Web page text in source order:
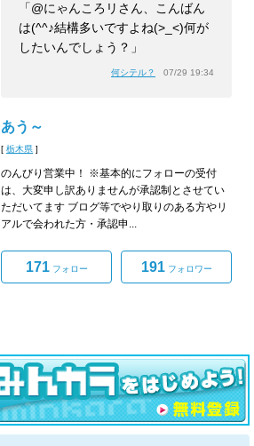
「@にゃんころリさん、こんばん
は(^^♪結構多いですよね(>_<)何が
したいんでしょう？」
何シテル？ 07/29 19:34
あう～
[ 栃木県 ]
のんびり営業中！ ※基本的にフォローの受付
は、大変申し訳ありませんが承認制とさせてい
ただいてます ブログ等でやり取りのある方やリ
アルで会われた方・承認申...
171フォロー 191フォロワー